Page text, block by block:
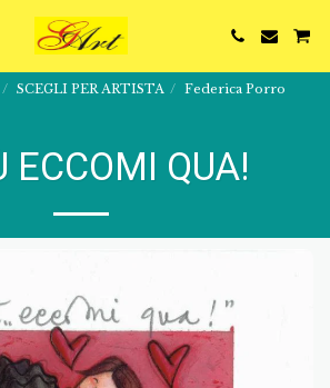
SCEGLI PER ARTISTA
Federica Porro
ECCOMI QUA!